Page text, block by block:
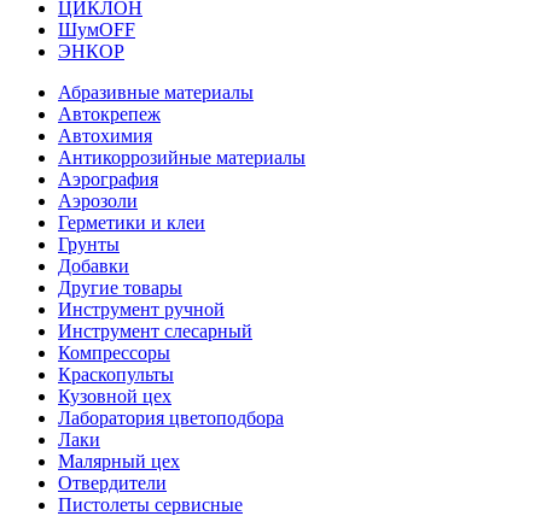
ЦИКЛОН
ШумOFF
ЭНКОР
Абразивные материалы
Автокрепеж
Автохимия
Антикоррозийные материалы
Аэрография
Аэрозоли
Герметики и клеи
Грунты
Добавки
Другие товары
Инструмент ручной
Инструмент слесарный
Компрессоры
Краскопульты
Кузовной цех
Лаборатория цветоподбора
Лаки
Малярный цех
Отвердители
Пистолеты сервисные